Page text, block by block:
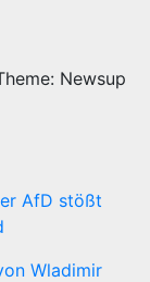
Newsup
AfD stößt
Wladimir